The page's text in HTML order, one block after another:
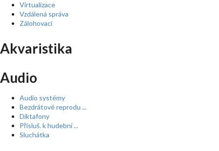
Virtualizace
Vzdálená správa
Zálohovací
Akvaristika
Audio
Audio systémy
Bezdrátové reprodu ...
Diktafony
Přísluš. k hudební ...
Sluchátka